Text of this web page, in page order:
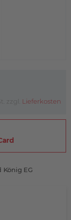
zzgl. Lieferkosten
EG